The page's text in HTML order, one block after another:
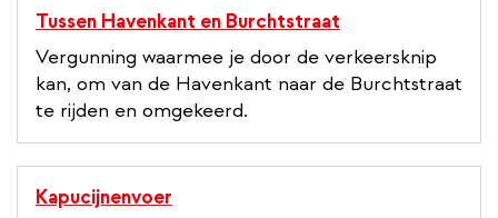
Tussen Havenkant en Burchtstraat
Vergunning waarmee je door de verkeersknip
kan, om van de Havenkant naar de Burchtstraat
te rijden en omgekeerd.
Kapucijnenvoer